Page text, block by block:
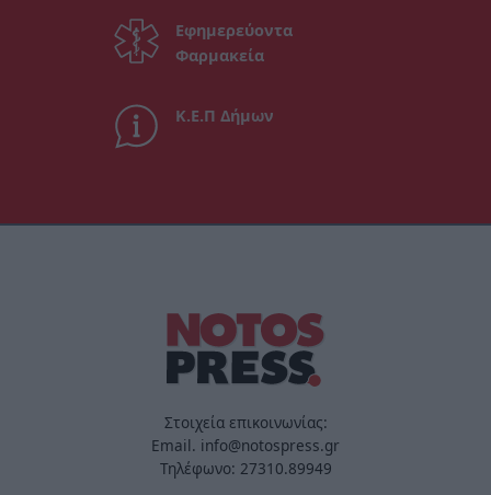
Εφημερεύοντα
Φαρμακεία
Κ.Ε.Π Δήμων
Στοιχεία επικοινωνίας:
Email. info@notospress.gr
Τηλέφωνο: 27310.89949